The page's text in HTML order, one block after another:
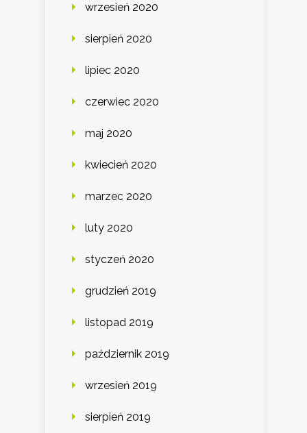
wrzesień 2020
sierpień 2020
lipiec 2020
czerwiec 2020
maj 2020
kwiecień 2020
marzec 2020
luty 2020
styczeń 2020
grudzień 2019
listopad 2019
październik 2019
wrzesień 2019
sierpień 2019